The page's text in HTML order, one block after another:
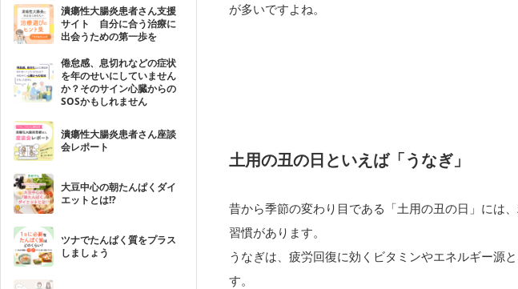
潰瘍性大腸炎患者さん支援
サイト 自分に合う治療に
出会うための第一歩を
倦怠感、息切れなどの症状
を年のせいにしていません
か？そのサイン心臓からの
SOSかもしれません
潰瘍性大腸炎患者さん座談
会レポート
大豆中心の朝たんぱくダイ
エットとは!?
ツナでたんぱく質をプラス
しましょう
が多いですよね。
土用の丑の日といえば「うなぎ」
昔から季節の変わり目である「土用の丑の日」には
習慣があります。
うなぎは、疲労回復に効くビタミンやエネルギー源
す。